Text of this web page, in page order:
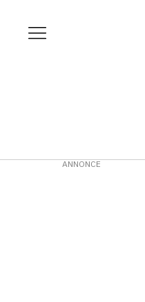
ANNONCE